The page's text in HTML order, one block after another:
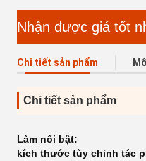
Nhận được giá tốt
Chi tiết sản phẩm
Chi tiết sản phẩm
Làm nổi bật:
kích thước tùy chỉnh tác